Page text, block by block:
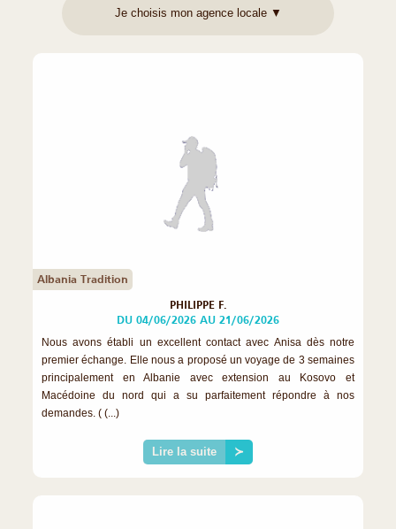
Albania Tradition
PHILIPPE F.
DU 04/06/2026 AU 21/06/2026
Nous avons établi un excellent contact avec Anisa dès notre
premier échange. Elle nous a proposé un voyage de 3 semaines
principalement en Albanie avec extension au Kosovo et
Macédoine du nord qui a su parfaitement répondre à nos
demandes. ( (...)
Lire la suite ≻